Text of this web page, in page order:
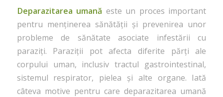
Deparazitarea umană este un proces important
pentru menținerea sănătății și prevenirea unor
probleme de sănătate asociate infestării cu
paraziți. Paraziții pot afecta diferite părți ale
corpului uman, inclusiv tractul gastrointestinal,
sistemul respirator, pielea și alte organe. Iată
câteva motive pentru care deparazitarea umană